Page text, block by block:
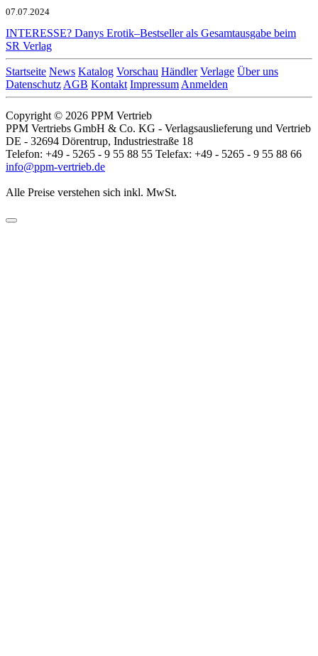
07.07.2024
INTERESSE? Danys Erotik–Bestseller als Gesamtausgabe beim
SR Verlag
Startseite News Katalog Vorschau Händler Verlage Über uns
Datenschutz AGB Kontakt Impressum Anmelden
Copyright © 2026 PPM Vertrieb
PPM Vertriebs GmbH & Co. KG - Verlagsauslieferung und Vertrieb
DE - 32694 Dörentrup, Industriestraße 18
Telefon: +49 - 5265 - 9 55 88 55 Telefax: +49 - 5265 - 9 55 88 66
info@ppm-vertrieb.de
Alle Preise verstehen sich inkl. MwSt.